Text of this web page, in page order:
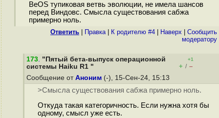
BeOS тупиковая ветвь эволюции, не имела шансов
перед Виндовс. Смысла существования сабжа
примерно ноль.
Ответить Правка| К родителю #4 Наверх
Cообщить
модератору
173. "Пятый бета-выпуск операционной
системы Haiku R1 "
+1
+ / –
Сообщение от Аноним (-), 15-Сен-24, 15:13
>Смысла существования сабжа примерно ноль.
Откуда такая категоричность. Если нужна хотя бы
одному, смысл уже есть.